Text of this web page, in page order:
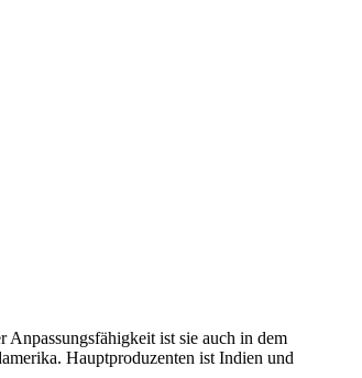
ist sie auch in dem
Hauptproduzenten ist Indien und